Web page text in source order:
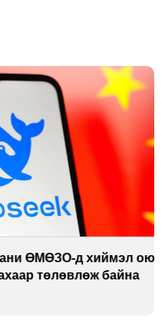
д хиймэл оюуны
байна